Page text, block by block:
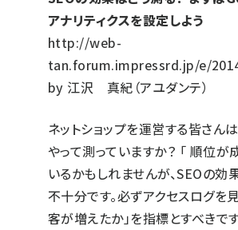
アナリティクスを設定しよう
http://web-
tan.forum.impressrd.jp/e/
by 江沢 真紀（アユダンテ）
ネットショップを運営する皆さん
やって測っていますか？ 「 順位が
いるかもしれませんが、SEOの
不十分です。必ずアクセスログを
客が増えたか」を指標とすべきで